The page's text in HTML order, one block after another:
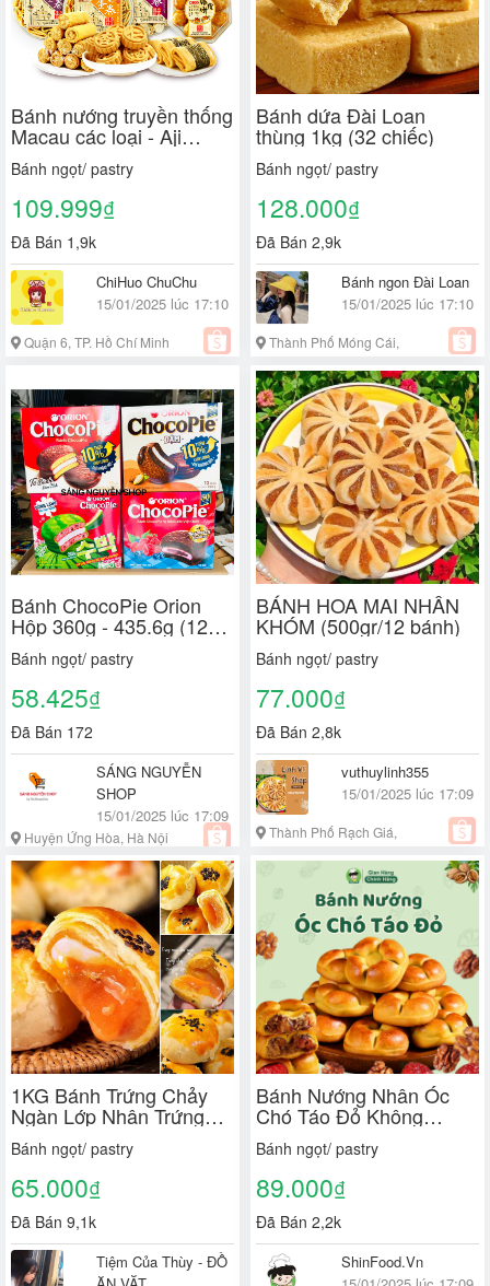
Bánh nướng truyền thống
Macau các loại - Aji
Ichiban
Bánh ngọt/ pastry
109.999₫
Đã Bán 1,9k
ChiHuo ChuChu
15/01/2025 lúc 17:10
Quận 6, TP. Hồ Chí Minh
Bánh dứa Đài Loan
thùng 1kg (32 chiếc)
Bánh ngọt/ pastry
128.000₫
Đã Bán 2,9k
Bánh ngon Đài Loan
15/01/2025 lúc 17:10
Thành Phố Móng Cái,
Bánh ChocoPie Orion
Hộp 360g - 435.6g (12
chiếc)
Bánh ngọt/ pastry
58.425₫
Đã Bán 172
SÁNG NGUYỄN
SHOP
15/01/2025 lúc 17:09
Huyện Ứng Hòa, Hà Nội
BÁNH HOA MAI NHÂN
KHÓM (500gr/12 bánh)
Bánh ngọt/ pastry
77.000₫
Đã Bán 2,8k
vuthuylinh355
15/01/2025 lúc 17:09
Thành Phố Rạch Giá,
1KG Bánh Trứng Chảy
Ngàn Lớp Nhân Trứng
Muối Tan Chảy, Bánh
Trứng Chảy Đài Loan, đồ
ăn vặt Nội Địa
Bánh ngọt/ pastry
65.000₫
Đã Bán 9,1k
Tiệm Của Thùy - ĐỒ
Bánh Nướng Nhân Óc
Chó Táo Đỏ Không
Đường Shin Food Mềm
Thơm, Bánh Óc Chó Táo
Đỏ Ít Calo Dưỡng Nhan,
Giảm Cân Healthy
Bánh ngọt/ pastry
89.000₫
Đã Bán 2,2k
ShinFood.Vn